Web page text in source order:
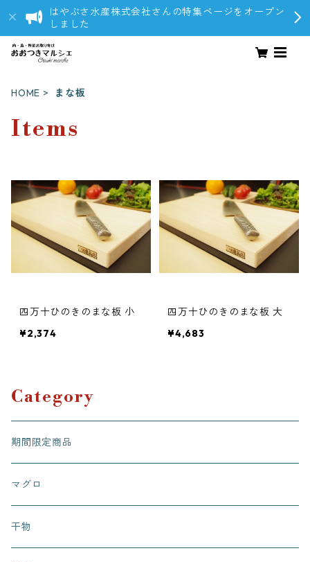
はやぶさ水産株式会社さんの特集ページをオープン
しました
HOME まな板
Items
四万十ひのきのまな板 小
¥2,374
四万十ひのきのまな板 大
¥4,683
Category
期間限定商品
マグロ
干物